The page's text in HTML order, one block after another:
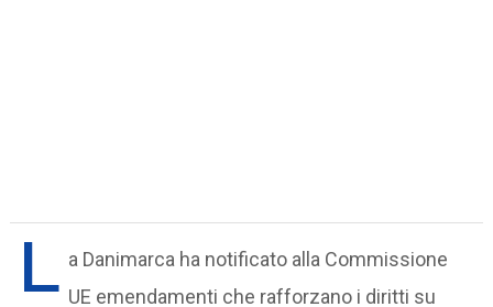
L a Danimarca ha notificato alla Commissione
UE emendamenti che rafforzano i diritti su